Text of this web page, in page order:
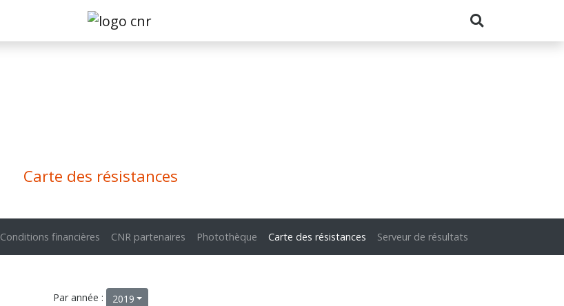
Carte des résistances
Conditions financières CNR partenaires Photothèque Carte des résistances Serveur de résultats
Par année : 2019